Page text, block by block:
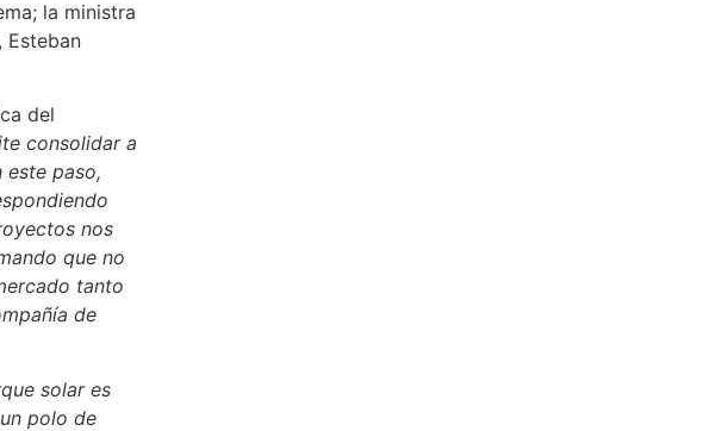
la ministra
Esteban
del
consolidar a
este paso,
nos
que no
tanto
de
solar es
polo de